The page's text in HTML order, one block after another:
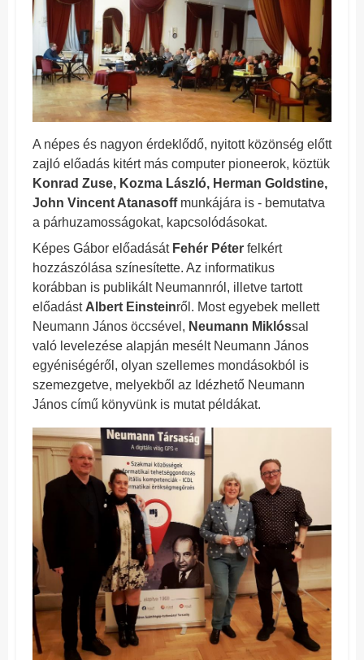
A népes és nagyon érdeklődő, nyitott közönség előtt
zajló előadás kitért más computer pioneerok, köztük
Konrad Zuse, Kozma László, Herman Goldstine,
John Vincent Atanasoffmunkájára is - bemutatva
a párhuzamosságokat, kapcsolódásokat.
Képes Gábor előadását Fehér Péter felkért
hozzászólása színesítette. Az informatikus
korábban is publikált Neumannról, illetve tartott
előadást Albert Einsteinről. Most egyebek mellett
Neumann János öccsével, Neumann Miklóssal
való levelezése alapján mesélt Neumann János
egyéniségéről, olyan szellemes mondásokból is
szemezgetve, melyekből az Idézhető Neumann
János című könyvünk is mutat példákat.